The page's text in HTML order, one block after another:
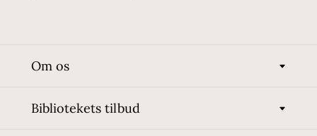
Om os
Bibliotekets tilbud